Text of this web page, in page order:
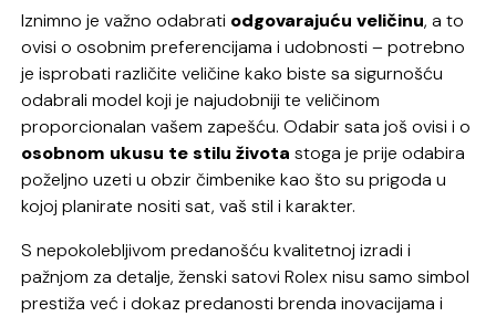
Iznimno je važno odabrati odgovarajuću veličinu, a to
ovisi o osobnim preferencijama i udobnosti – potrebno
je isprobati različite veličine kako biste sa sigurnošću
odabrali model koji je najudobniji te veličinom
proporcionalan vašem zapešću. Odabir sata još ovisi i o
osobnom ukusu te stilu života stoga je prije odabira
poželjno uzeti u obzir čimbenike kao što su prigoda u
kojoj planirate nositi sat, vaš stil i karakter.
S nepokolebljivom predanošću kvalitetnoj izradi i
pažnjom za detalje, ženski satovi Rolex nisu samo simbol
prestiža već i dokaz predanosti brenda inovacijama i